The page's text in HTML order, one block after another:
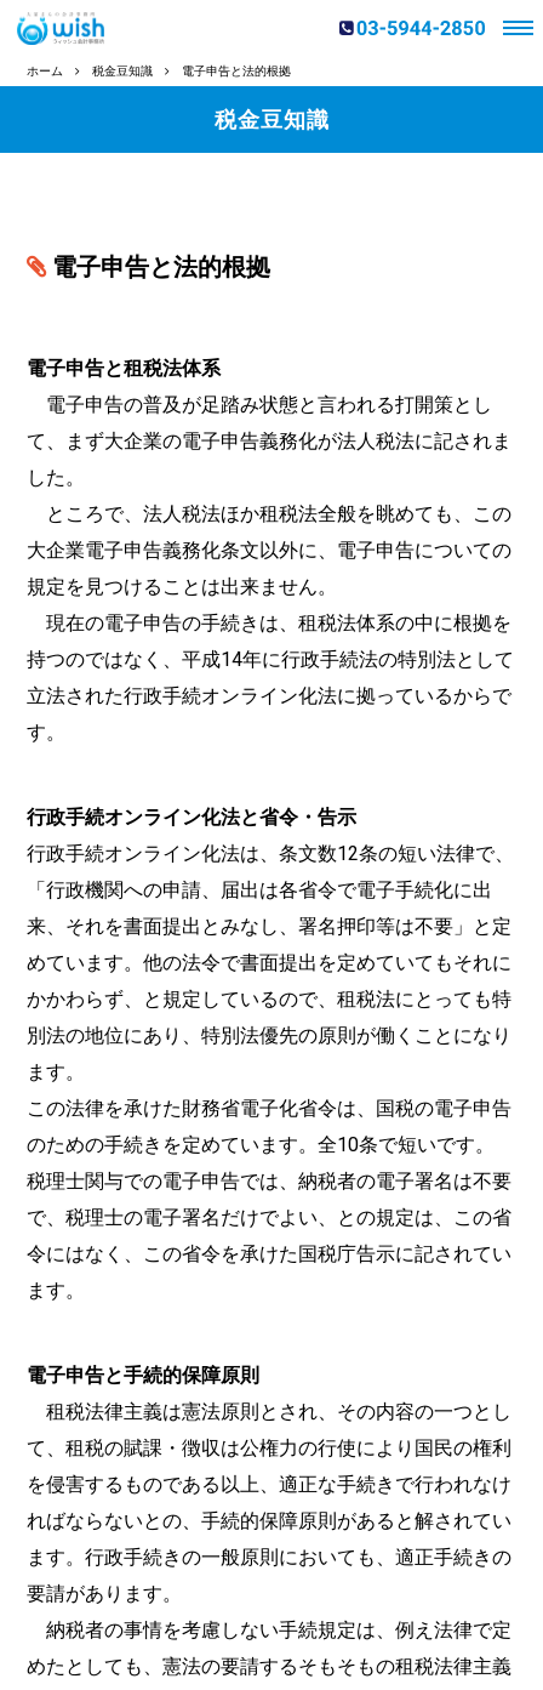
ホーム 税金豆知識 電子申告と法的根拠
税金豆知識
電子申告と法的根拠
電子申告と租税法体系
電子申告の普及が足踏み状態と言われる打開策とし
て、まず大企業の電子申告義務化が法人税法に記されま
した。
ところで、法人税法ほか租税法全般を眺めても、この
大企業電子申告義務化条文以外に、電子申告についての
規定を見つけることは出来ません。
現在の電子申告の手続きは、租税法体系の中に根拠を
持つのではなく、平成14年に行政手続法の特別法として
立法された行政手続オンライン化法に拠っているからで
す。
行政手続オンライン化法と省令・告示
行政手続オンライン化法は、条文数12条の短い法律で、
「行政機関への申請、届出は各省令で電子手続化に出
来、それを書面提出とみなし、署名押印等は不要」と定
めています。他の法令で書面提出を定めていてもそれに
かかわらず、と規定しているので、租税法にとっても特
別法の地位にあり、特別法優先の原則が働くことになり
ます。
この法律を承けた財務省電子化省令は、国税の電子申告
のための手続きを定めています。全10条で短いです。
税理士関与での電子申告では、納税者の電子署名は不要
で、税理士の電子署名だけでよい、との規定は、この省
令にはなく、この省令を承けた国税庁告示に記されてい
ます。
電子申告と手続的保障原則
租税法律主義は憲法原則とされ、その内容の一つとし
て、租税の賦課・徴収は公権力の行使により国民の権利
を侵害するものである以上、適正な手続きで行われなけ
ればならないとの、手続的保障原則があると解されてい
ます。行政手続きの一般原則においても、適正手続きの
要請があります。
納税者の事情を考慮しない手続規定は、例え法律で定
めたとしても、憲法の要請するそもそもの租税法律主義